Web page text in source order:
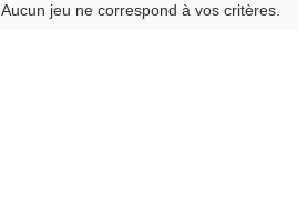
Aucun jeu ne correspond à vos critères.